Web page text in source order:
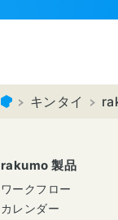
キンタイ
rakumo 製品
ワークフロー
カレンダー